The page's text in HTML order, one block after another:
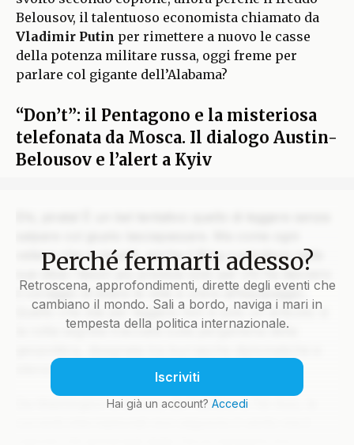
Belousov, il talentuoso economista chiamato da
Vladimir Putin per rimettere a nuovo le casse
della potenza militare russa, oggi freme per
parlare col gigante dell’Alabama?
“Don’t”: il Pentagono e la misteriosa
telefonata da Mosca. Il dialogo Austin-
Belousov e l’alert a Kyiv
veliero che si rispetti, anche il Blog custodisce nelle
sue stive i tesori più preziosi solo per chi ha davvero
il coraggio di issare le vele e unirsi all’equipaggio.
Quello che stai per leggere non è solo un articolo: è
la rotta segreta tracciata sulla pergamena della
silenzi che parlano più di mille colpi di cannone.
Da Washington a Mosca, da Pechino a Tel Aviv, le
Perché fermarti adesso?
Retroscena, approfondimenti, dirette degli eventi che
cambiano il mondo. Sali a bordo, naviga i mari in
tempesta della politica internazionale.
Iscriviti
Hai già un account? Accedi